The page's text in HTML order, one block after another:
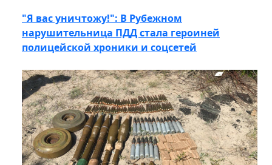
"Я вас уничтожу!": В Рубежном
нарушительница ПДД стала героиней
полицейской хроники и соцсетей